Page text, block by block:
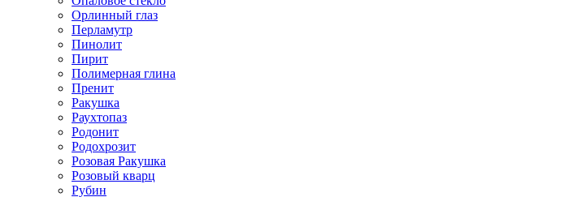
Орлинный глаз
Перламутр
Пинолит
Пирит
Полимерная глина
Пренит
Ракушка
Раухтопаз
Родонит
Родохрозит
Розовая Ракушка
Розовый кварц
Рубин